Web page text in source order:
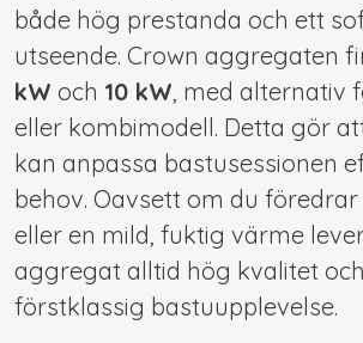
både hög prestanda och ett
utseende. Crown aggregaten
kW och 10 kW , med alternativ
eller kombimodell. Detta gör
kan anpassa bastusessionen
behov. Oavsett om du
eller en mild, fuktig värme
aggregat alltid hög kvalitet
förstklassig bastuupplevelse.